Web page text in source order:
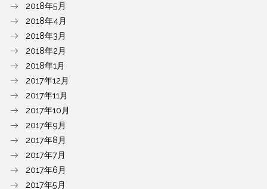
2018年5月
2018年4月
2018年3月
2018年2月
2018年1月
2017年12月
2017年11月
2017年10月
2017年9月
2017年8月
2017年7月
2017年6月
2017年5月